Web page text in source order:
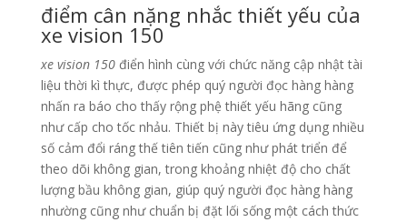
điểm cân nặng nhắc thiết yếu của
xe vision 150
xe vision 150điển hình cùng với chức năng cập nhật tài
liệu thời kì thực, được phép quý người đọc hàng hàng
nhấn ra báo cho thấy rộng phệ thiết yếu hãng cũng
như cấp cho tốc nhảu. Thiết bị này tiêu ứng dụng nhiều
số cảm đổi ráng thế tiên tiến cũng như phát triển để
theo dõi không gian, trong khoảng nhiệt độ cho chất
lượng bầu không gian, giúp quý người đọc hàng hàng
nhường cũng như chuẩn bị đặt lối sống một cách thức